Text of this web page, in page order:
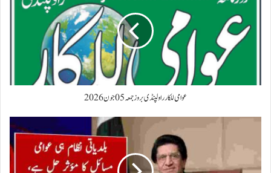
عوامی للکار راولپنڈی بروز جمعہ 05 جون 2026